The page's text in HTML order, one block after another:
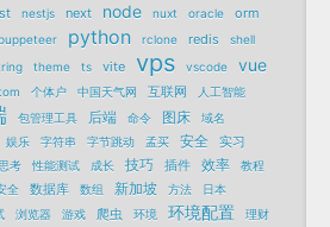
nestjs next node nuxt oracle orm
python rclone redis shell
theme ts vite vps vscode vue
个体户 中国天气网 互联网 人工智能
包管理工具 后端 命令 图床
域名
娱乐 字符串 字节跳动 孟买 安全 实习
考 性能测试 成长 技巧 插件 效率
教程
全 数据库 数组 新加坡 方法
日本
浏览器 游戏 爬虫 环境 环境配置
理财